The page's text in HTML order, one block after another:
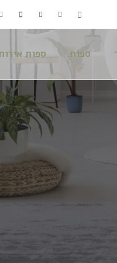
ספות ספות